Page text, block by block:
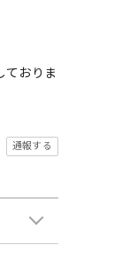
ておりま
通報する